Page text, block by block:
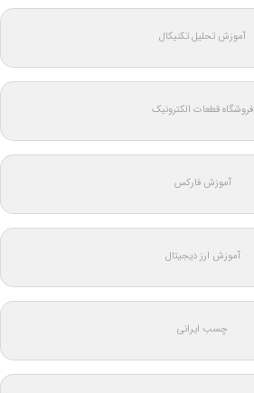
آموزش تحلیل تکنیکال
فروشگاه قطعات الکترونیک
آموزش فارکس
آموزش ارز دیجیتال
چسب ایرانی